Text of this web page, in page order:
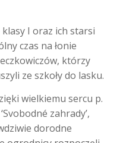
I oraz ich starsi
czas na łonie
którzy
ze szkoły do lasku.
wielkiemu sercu p.
zahrady’,
dorodne